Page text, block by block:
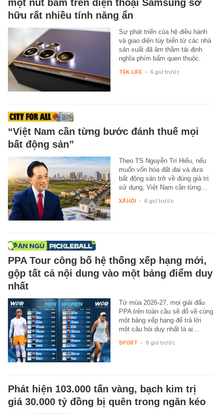
một nút bấm trên điện thoại Samsung sở
hữu rất nhiều tính năng ẩn
Sự phát triển của hệ điều hành
và giao diện tùy biến từ các nhà
sản xuất đã âm thầm tái định
nghĩa phím bấm quen thuộc.
TEK-LIFE - 6 giờ trước
“Việt Nam cần từng bước đánh thuế mọi
bất động sản”
Theo TS Nguyễn Trí Hiếu, nếu
muốn vốn hóa đất đai và đưa
bất động sản trở về đúng giá trị
sử dụng, Việt Nam cần từng…
XÃ HỘI - 6 giờ trước
PPA Tour công bố hệ thống xếp hạng mới,
gộp tất cả nội dung vào một bảng điểm duy
nhất
Từ mùa 2026-27, mọi giải đấu
PPA trên toàn cầu sẽ đổ về cùng
một bảng xếp hạng để trả lời
một câu hỏi duy nhất là ai…
SPORT - 6 giờ trước
Phát hiện 103.000 tấn vàng, bạch kim trị
giá 30.000 tỷ đồng bị quên trong ngăn kéo